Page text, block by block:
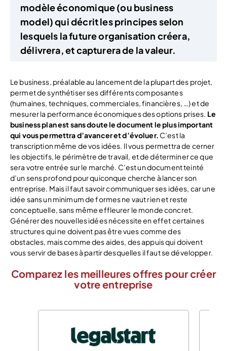
modèle économique (ou business
model) qui décrit les principes selon
lesquels la future organisation créera,
délivrera, et capturera de la valeur.
Le business, préalable au lancement de la plupart des projet,
permet de synthétiser ses différents composantes
(humaines, techniques, commerciales, financières, …) et de
mesurer la performance économiques des options prises. Le
business plan est sans doute le document le plus important
qui vous permettra d’avancer et d’évoluer. C’est la
transcription même de vos idées. Il vous permettra de cerner
les objectifs, le périmètre de travail, et de déterminer ce que
sera votre entrée sur le marché. C’est un document teinté
d’un sens profond pour quiconque cherche à lancer son
entreprise. Mais il faut savoir communiquer ses idées, car une
idée sans un minimum de formes ne vaut rien et reste
conceptuelle, sans même effleurer le monde concret.
Générer des nouvelles idées nécessite en effet certaines
structures qui ne doivent pas être vues comme des
obstacles, mais comme des aides, des appuis qui doivent
vous servir de bases à partir desquelles il faut se développer.
Comparez les meilleures offres pour créer
votre entreprise